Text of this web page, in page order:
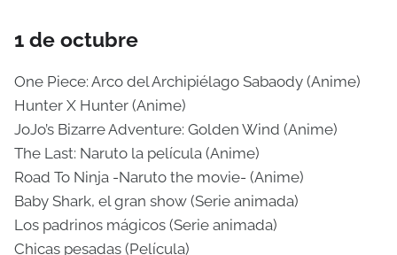
1 de octubre
One Piece: Arco del Archipiélago Sabaody (Anime)
Hunter X Hunter (Anime)
JoJo’s Bizarre Adventure: Golden Wind (Anime)
The Last: Naruto la película (Anime)
Road To Ninja -Naruto the movie- (Anime)
Baby Shark, el gran show (Serie animada)
Los padrinos mágicos (Serie animada)
Chicas pesadas (Película)